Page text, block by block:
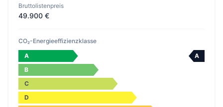
Bruttolistenpreis
49.900 €
CO₂-Energieeffizienzklasse
A
A
B
C
D